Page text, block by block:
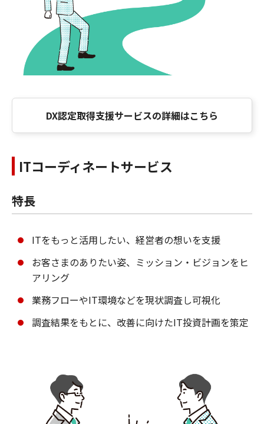
DX認定取得支援サービスの詳細はこちら
ITコーディネートサービス
特長
ITをもっと活用したい、経営者の想いを支援
お客さまのありたい姿、ミッション・ビジョンをヒ
アリング
業務フローやIT環境などを現状調査し可視化
調査結果をもとに、改善に向けたIT投資計画を策定